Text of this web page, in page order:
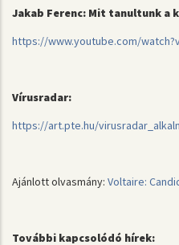
Jakab Ferenc: Mit tanultunk a
https://www.youtube.com/
Vírusradar:
https://art.pte.hu/
Ajánlott olvasmány: Voltaire:
További kapcsolódó hírek: